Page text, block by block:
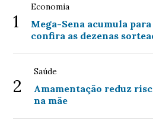
1
Economia
Mega-Sena acumula
confira as dezenas
2
Saúde
Amamentação reduz
na mãe